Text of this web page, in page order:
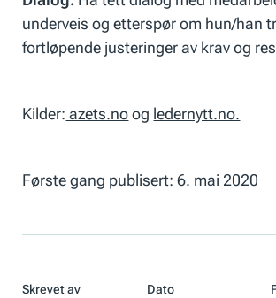
underveis og etterspør om hun/han
fortløpende justeringer av krav og
Kilder: azets.noog ledernytt.no.
Første gang publisert: 6. mai 2020
Skrevet av
Dato